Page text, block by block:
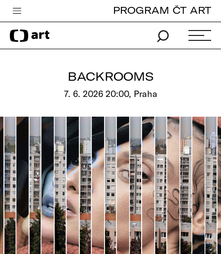
Česká televize
Zpravodajství
Pro děti
edu
Vše o ČT
PROGRAM ČT ART
BACKROOMS
7. 6. 2026 20:00, Praha